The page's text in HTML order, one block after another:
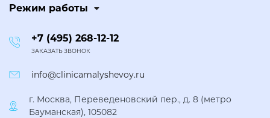
Режим работы
+7 (495) 268-12-12
ЗАКАЗАТЬ ЗВОНОК
info@clinicamalyshevoy.ru
г. Москва, Переведеновский пер., д. 8 (метро
Бауманская), 105082